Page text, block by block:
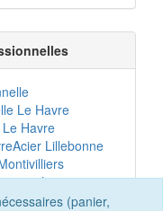
(panier,
Le Havre
Havre
Acier Lillebonne
chantier